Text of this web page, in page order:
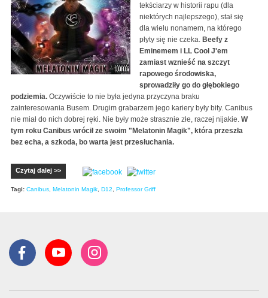
tekściarzy w historii rapu (dla
niektórych najlepszego), stał się
dla wielu nonamem, na którego
płyty się nie czeka. Beefy z
Eminemem i LL Cool J'em
zamiast wznieść na szczyt
rapowego środowiska,
sprowadziły go do głębokiego
podziemia. Oczywiście to nie była jedyna przyczyna braku
zainteresowania Busem. Drugim grabarzem jego kariery były bity. Canibus
nie miał do nich dobrej ręki. Nie były może strasznie złe, raczej nijakie. W
tym roku Canibus wrócił ze swoim "Melatonin Magik", która przeszła
bez echa, a szkoda, bo warta jest przesłuchania.
Czytaj dalej >>
Tagi: Canibus Melatonin Magik D12 Professor Griff